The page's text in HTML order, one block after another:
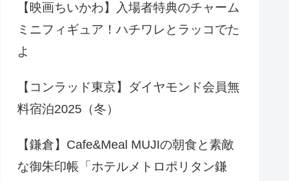
【映画ちいかわ】入場者特典のチャーム
ミニフィギュア！ハチワレとラッコでた
よ
【コンラッド東京】ダイヤモンド会員無
料宿泊2025（冬）
【鎌倉】Cafe&Meal MUJIの朝食と素敵
な御朱印帳「ホテルメトロポリタン鎌